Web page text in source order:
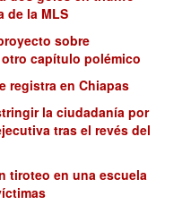
de la MLS
sobre
capítulo polémico
registra en Chiapas
la ciudadanía por
tras el revés del
tiroteo en una escuela